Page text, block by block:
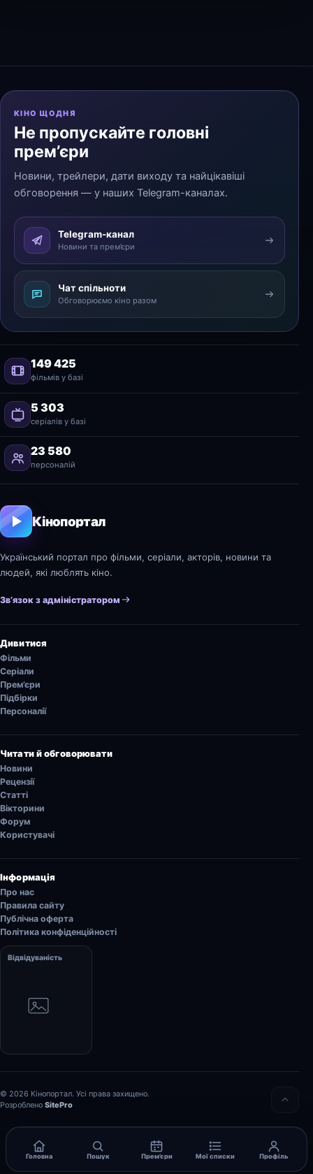
Головна Пошук Прем’єри Мої списки Профіль
КІНО ЩОДНЯ
Не пропускайте головні
прем’єри
Новини, трейлери, дати виходу та найцікавіші
обговорення — у наших Telegram-каналах.
Telegram-канал
Новини та прем’єри
Чат спільноти
Обговорюємо кіно разом
149 425
фільмів у базі
5 303
серіалів у базі
23 580
персоналій
Кінопортал
Український портал про фільми, серіали, акторів, новини та
людей, які люблять кіно.
Зв’язок з адміністратором
Дивитися
Фільми
Серіали
Прем’єри
Підбірки
Персоналії
Читати й обговорювати
Новини
Рецензії
Статті
Вікторини
Форум
Користувачі
Інформація
Про нас
Правила сайту
Публічна оферта
Політика конфіденційності
Відвідуваність
© 2026 Кінопортал. Усі права захищено.
Розроблено SitePro